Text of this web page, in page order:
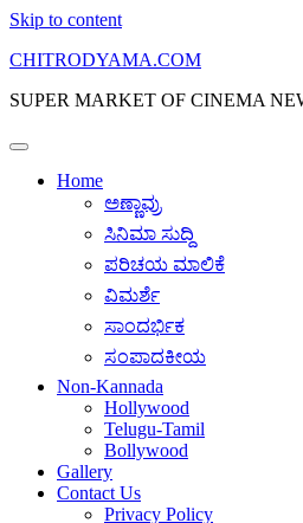
Skip to content
CHITRODYAMA.COM
SUPER MARKET OF CINEMA
Home
ಅಣ್ಣಾವ್ರು
ಸಿನಿಮಾ ಸುದ್ದಿ
ಪರಿಚಯ ಮಾಲಿಕೆ
ವಿಮರ್ಶೆ
ಸಾಂದರ್ಭಿಕ
ಸಂಪಾದಕೀಯ
Non-Kannada
Hollywood
Telugu-Tamil
Bollywood
Gallery
Contact Us
Privacy Policy